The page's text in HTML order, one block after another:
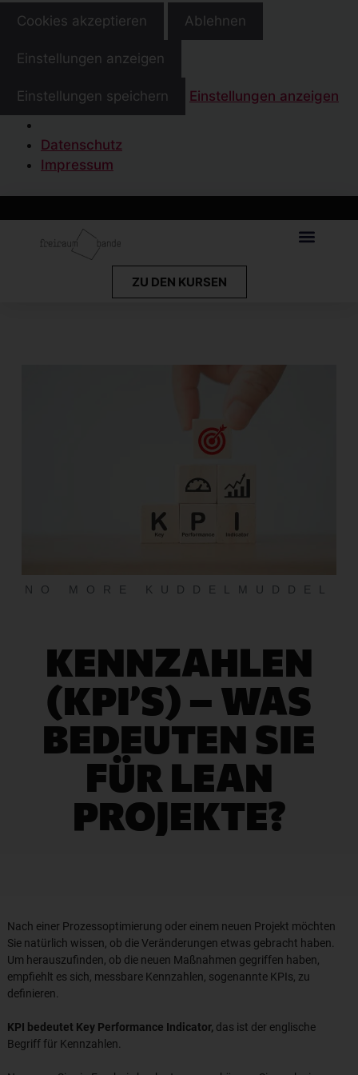
Cookies akzeptieren Ablehnen
Einstellungen anzeigen
Einstellungen speichern Einstellungen anzeigen
Datenschutz
Impressum
ZU DEN KURSEN
NO MORE KUDDELMUDDEL
KENNZAHLEN
(KPI’S) – WAS
BEDEUTEN SIE
FÜR LEAN
PROJEKTE?
Nach einer Prozessoptimierung oder einem neuen Projekt möchten
Sie natürlich wissen, ob die Veränderungen etwas gebracht haben.
Um herauszufinden, ob die neuen Maßnahmen gegriffen haben,
empfiehlt es sich, messbare Kennzahlen, sogenannte KPIs, zu
definieren.
KPI bedeutet Key Performance Indicator, das ist der englische
Begriff für Kennzahlen.